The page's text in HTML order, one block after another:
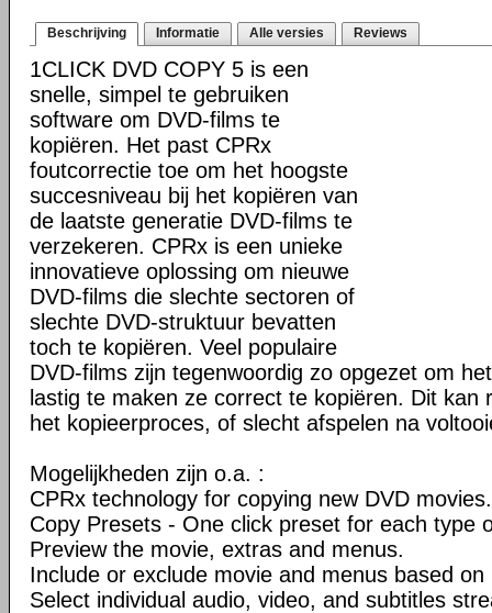
Beschrijving Informatie Alle versies Reviews
1CLICK DVD COPY 5 is een
snelle, simpel te gebruiken
software om DVD-films te
kopiëren. Het past CPRx
foutcorrectie toe om het hoogste
succesniveau bij het kopiëren van
de laatste generatie DVD-films te
verzekeren. CPRx is een unieke
innovatieve oplossing om nieuwe
DVD-films die slechte sectoren of
slechte DVD-struktuur bevatten
toch te kopiëren. Veel populaire
DVD-films zijn tegenwoordig zo opgezet om
lastig te maken ze correct te kopiëren. Dit kan
het kopieerproces, of slecht afspelen na
Mogelijkheden zijn o.a. :
CPRx technology for copying new DVD movies.
Copy Presets - One click preset for each type
Preview the movie, extras and menus.
Include or exclude movie and menus based on
Select individual audio, video, and subtitles